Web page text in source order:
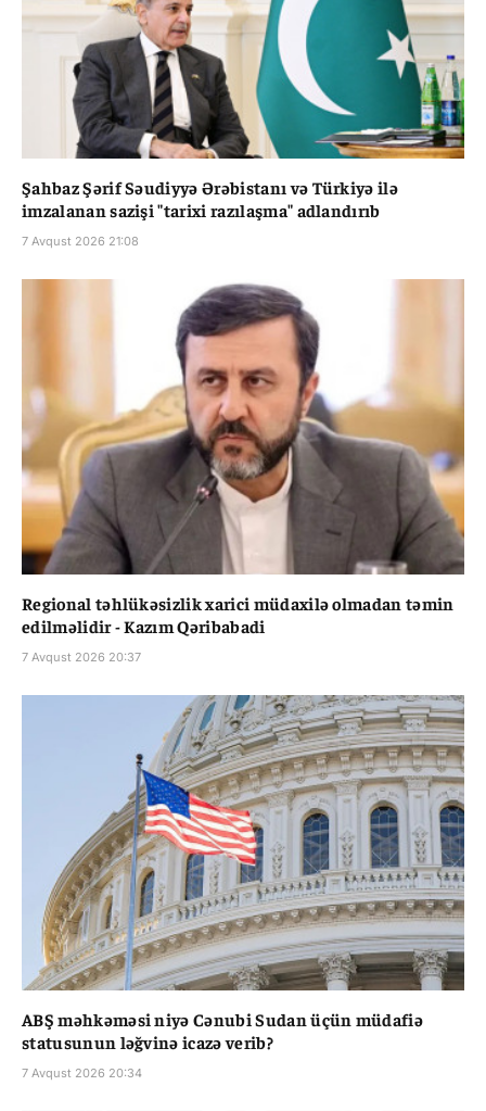
Şahbaz Şərif Səudiyyə Ərəbistanı və Türkiyə ilə
imzalanan sazişi "tarixi razılaşma" adlandırıb
7 Avqust 2026 21:08
Regional təhlükəsizlik xarici müdaxilə olmadan təmin
edilməlidir - Kazım Qəribabadi
7 Avqust 2026 20:37
ABŞ məhkəməsi niyə Cənubi Sudan üçün müdafiə
statusunun ləğvinə icazə verib?
7 Avqust 2026 20:34